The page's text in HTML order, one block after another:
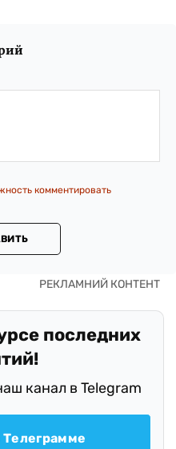
комментировать
последних
канал в Telegram
Телеграмме